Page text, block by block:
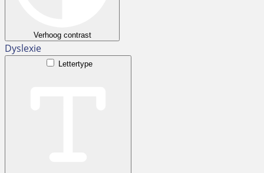
Verhoog contrast
Dyslexie
Lettertype